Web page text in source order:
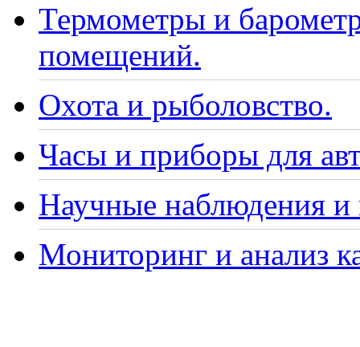
Термометры и
помещений.
Охота и рыболовство.
Часы и приборы для
Научные наблюдения и
Мониторинг и анализ